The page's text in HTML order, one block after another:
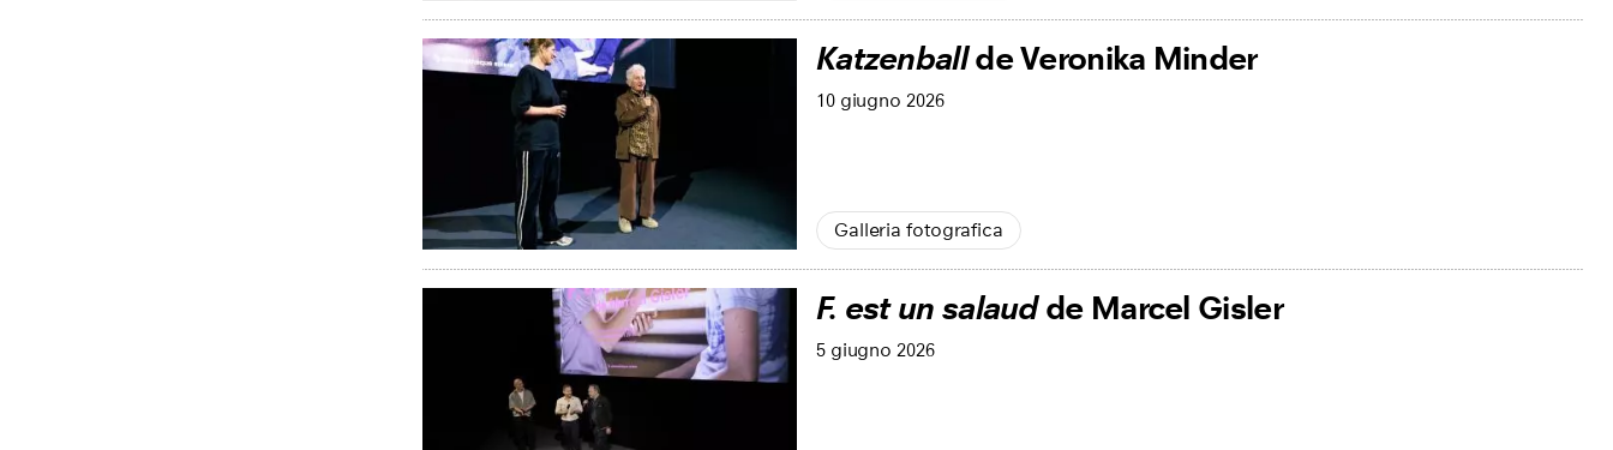
Katzenballde Veronika Minder
10 giugno 2026
Galleria fotografica
F. est un salaudde Marcel Gisler
5 giugno 2026